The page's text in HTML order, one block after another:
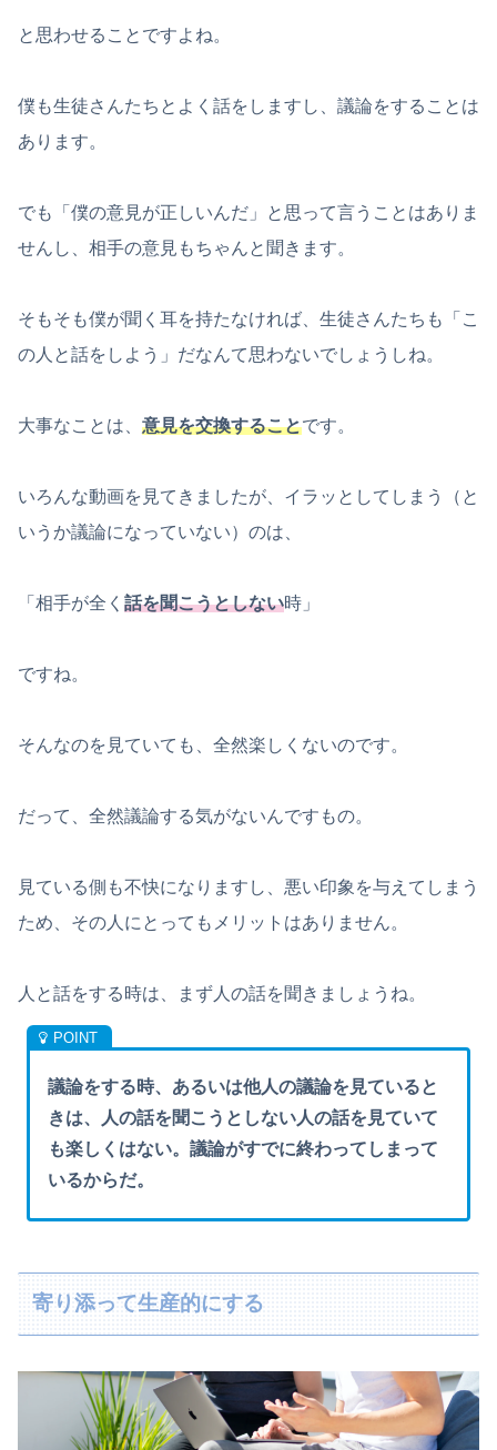
と思わせることですよね。
僕も生徒さんたちとよく話をしますし、議論をすることは
あります。
でも「僕の意見が正しいんだ」と思って言うことはありま
せんし、相手の意見もちゃんと聞きます。
そもそも僕が聞く耳を持たなければ、生徒さんたちも「こ
の人と話をしよう」だなんて思わないでしょうしね。
大事なことは、 意見を交換することです。
いろんな動画を見てきましたが、イラッとしてしまう（と
いうか議論になっていない）のは、
「相手が全く 話を聞こうとしない時」
ですね。
そんなのを見ていても、全然楽しくないのです。
だって、全然議論する気がないんですもの。
見ている側も不快になりますし、悪い印象を与えてしまう
ため、その人にとってもメリットはありません。
人と話をする時は、まず人の話を聞きましょうね。
議論をする時、あるいは他人の議論を見ていると
きは、人の話を聞こうとしない人の話を見ていて
も楽しくはない。議論がすでに終わってしまって
いるからだ。
寄り添って生産的にする